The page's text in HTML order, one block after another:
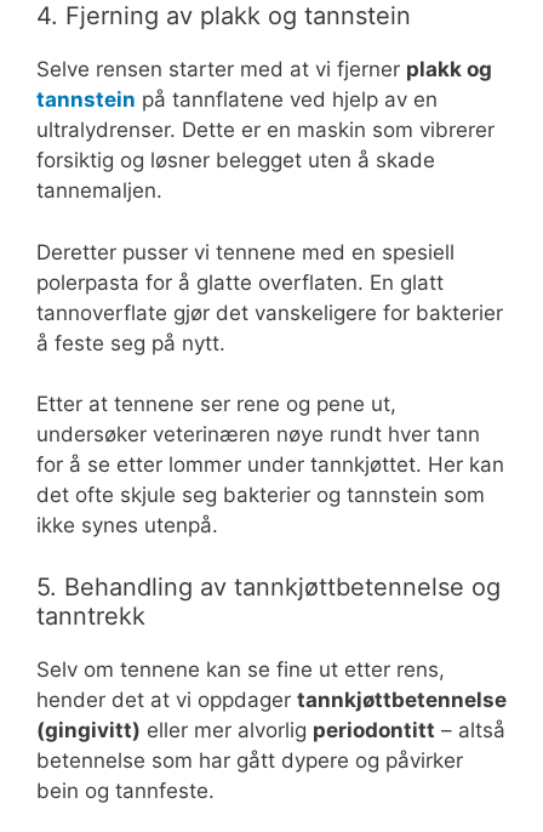
4. Fjerning av plakk og tannstein
Selve rensen starter med at vi fjerner plakk og
tannstein på tannflatene ved hjelp av en
ultralydrenser. Dette er en maskin som vibrerer
forsiktig og løsner belegget uten å skade
tannemaljen.
Deretter pusser vi tennene med en spesiell
polerpasta for å glatte overflaten. En glatt
tannoverflate gjør det vanskeligere for bakterier
å feste seg på nytt.
Etter at tennene ser rene og pene ut,
undersøker veterinæren nøye rundt hver tann
for å se etter lommer under tannkjøttet. Her kan
det ofte skjule seg bakterier og tannstein som
ikke synes utenpå.
5. Behandling av tannkjøttbetennelse og
tanntrekk
Selv om tennene kan se fine ut etter rens,
hender det at vi oppdager tannkjøttbetennelse
(gingivitt) eller mer alvorlig periodontitt – altså
betennelse som har gått dypere og påvirker
bein og tannfeste.